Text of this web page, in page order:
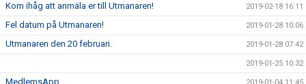
Kom ihåg att anmäla er till Utmanaren! 2019-02-18 16:11
Fel datum på Utmanaren! 2019-01-28 10:06
Utmanaren den 20 februari. 2019-01-28 07:42
2019-01-25 10:32
MedlemsApp